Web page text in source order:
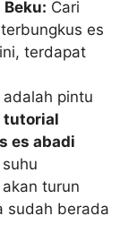
Cari
es
terdapat
adalah pintu
tutorial
es abadi
turun
sudah berada